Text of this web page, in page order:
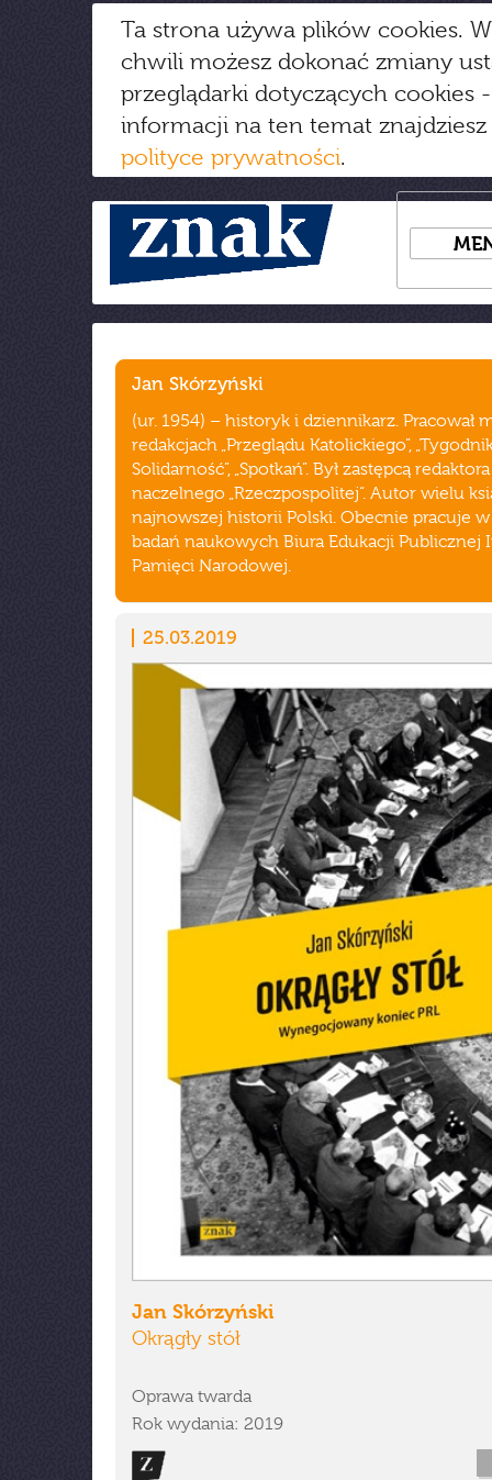
Ta strona używa plików cookies.
chwili możesz dokonać zmiany
przeglądarki dotyczących cookies
informacji na ten temat
polityce prywatności.
Jan Skórzyński
(ur. 1954) – historyk i dziennikarz. Pracował
redakcjach „Przeglądu Katolickiego”,
Solidarność”, „Spotkań”. Był zastępcą redaktora
naczelnego „Rzeczpospolitej“. Autor wielu
najnowszej historii Polski. Obecnie pracuje
badań naukowych Biura Edukacji Publicznej
Pamięci Narodowej.
25.03.2019
Jan Skórzyński
Okrągły stół
Oprawa twarda
Rok wydania: 2019